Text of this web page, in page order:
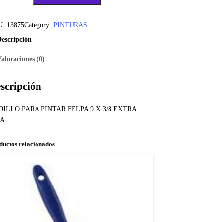
13875Category: PINTURAS
(0)
PARA PINTAR FELPA 9 X 3/8 EXTRA
relacionados